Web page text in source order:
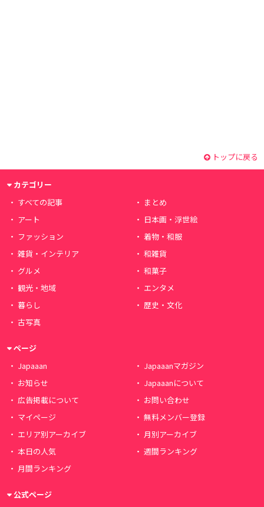
トップに戻る
カテゴリー
すべての記事
まとめ
アート
日本画・浮世絵
ファッション
着物・和服
雑貨・インテリア
和雑貨
グルメ
和菓子
観光・地域
エンタメ
暮らし
歴史・文化
古写真
ページ
Japaaan
Japaaanマガジン
お知らせ
Japaaanについて
広告掲載について
お問い合わせ
マイページ
無料メンバー登録
エリア別アーカイブ
月別アーカイブ
本日の人気
週間ランキング
月間ランキング
公式ページ